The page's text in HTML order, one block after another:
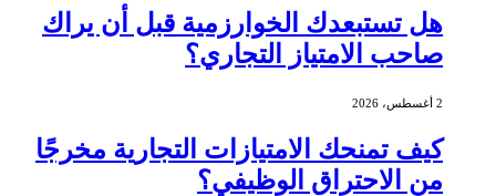
هل تستبعدك الخوارزمية قبل أن يراك
صاحب الامتياز التجاري؟
2 أغسطس، 2026
كيف تمنحك الامتيازات التجارية مخرجًا
من الاحتراق الوظيفي؟